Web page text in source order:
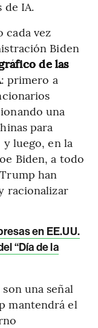
de IA.
cada vez
Biden
de las
: primero a
una
para
luego, en la
Biden, a todo
han
racionalizar
en EE.UU.
“Día de la
una señal
mantendrá el